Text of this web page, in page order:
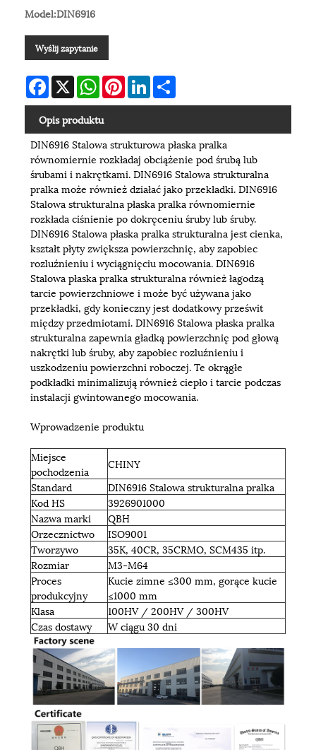
Model:DIN6916
Wyślij zapytanie
Facebook
X WhatsAppPinterestLinkedIn
Opis produktu
DIN6916 Stalowa strukturowa płaska pralka
równomiernie rozkładaj obciążenie pod śrubą lub
śrubami i nakrętkami. DIN6916 Stalowa strukturalna
pralka może również działać jako przekładki. DIN6916
Stalowa strukturalna płaska pralka równomiernie
rozkłada ciśnienie po dokręceniu śruby lub śruby.
DIN6916 Stalowa płaska pralka strukturalna jest cienka,
kształt płyty zwiększa powierzchnię, aby zapobiec
rozluźnieniu i wyciągnięciu mocowania. DIN6916
Stalowa płaska pralka strukturalna również łagodzą
tarcie powierzchniowe i może być używana jako
przekładki, gdy konieczny jest dodatkowy prześwit
między przedmiotami. DIN6916 Stalowa płaska pralka
strukturalna zapewnia gładką powierzchnię pod głową
nakrętki lub śruby, aby zapobiec rozluźnieniu i
uszkodzeniu powierzchni roboczej. Te okrągłe
podkładki minimalizują również ciepło i tarcie podczas
instalacji gwintowanego mocowania.
Wprowadzenie produktu
Miejsce
pochodzenia
CHINY
Standard
DIN6916 Stalowa strukturalna pralka
Kod HS
3926901000
Nazwa marki
QBH
Orzecznictwo
ISO9001
Tworzywo
35K, 40CR, 35CRMO, SCM435 itp.
Rozmiar
M3-M64
Proces
produkcyjny
Kucie zimne ≤300 mm, gorące kucie
≤1000 mm
Klasa
100HV / 200HV / 300HV
Czas dostawy
W ciągu 30 dni